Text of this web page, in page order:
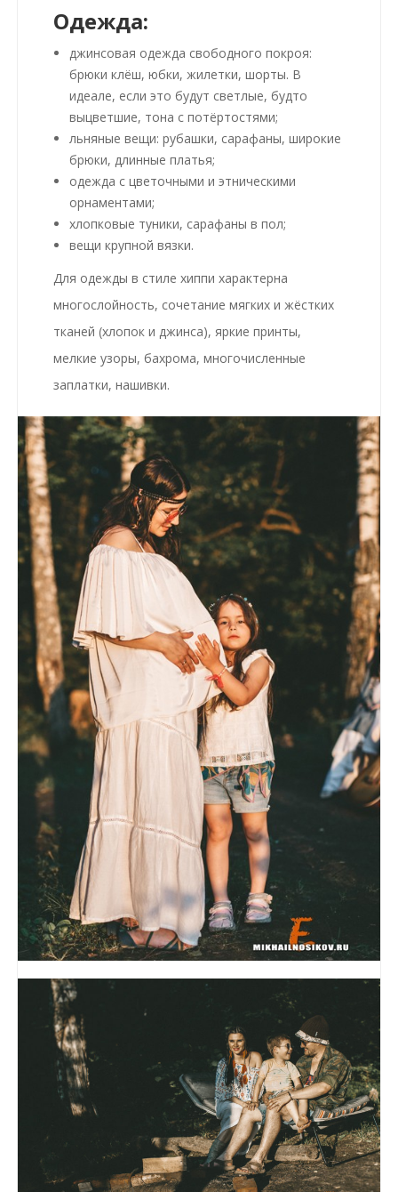
Одежда:
джинсовая одежда свободного покроя:
брюки клёш, юбки, жилетки, шорты. В
идеале, если это будут светлые, будто
выцветшие, тона с потёртостями;
льняные вещи: рубашки, сарафаны, широкие
брюки, длинные платья;
одежда с цветочными и этническими
орнаментами;
хлопковые туники, сарафаны в пол;
вещи крупной вязки.
Для одежды в стиле хиппи характерна
многослойность, сочетание мягких и жёстких
тканей (хлопок и джинса), яркие принты,
мелкие узоры, бахрома, многочисленные
заплатки, нашивки.